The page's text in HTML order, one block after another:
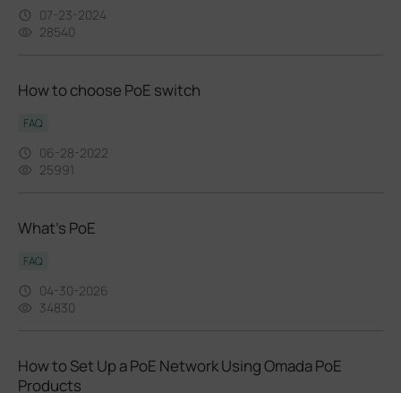
07-23-2024
28540
How to choose PoE switch
FAQ
06-28-2022
25991
What’s PoE
FAQ
04-30-2026
34830
How to Set Up a PoE Network Using Omada PoE
Products